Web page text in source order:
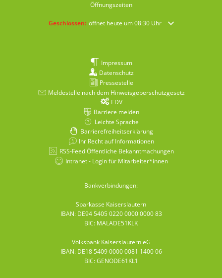
Öffnungszeiten
Klicken, um weitere Öffnungs- oder Schließzeiten
Geschlossen: öffnet heute um 08:30 Uhr
Impressum
Datenschutz
Pressestelle
Meldestelle nach dem Hinweisgeberschutzgesetz
EDV
Barriere melden
Leichte Sprache
Barrierefreiheitserklärung
Ihr Recht auf Informationen
RSS-Feed Öffentliche Bekanntmachungen
Intranet - Login für Mitarbeiter*innen
Bankverbindungen:
Sparkasse Kaiserslautern
IBAN: DE94 5405 0220 0000 0000 83
BIC: MALADE51KLK
Volksbank Kaiserslautern eG
IBAN: DE18 5409 0000 0081 1400 06
BIC: GENODE61KL1